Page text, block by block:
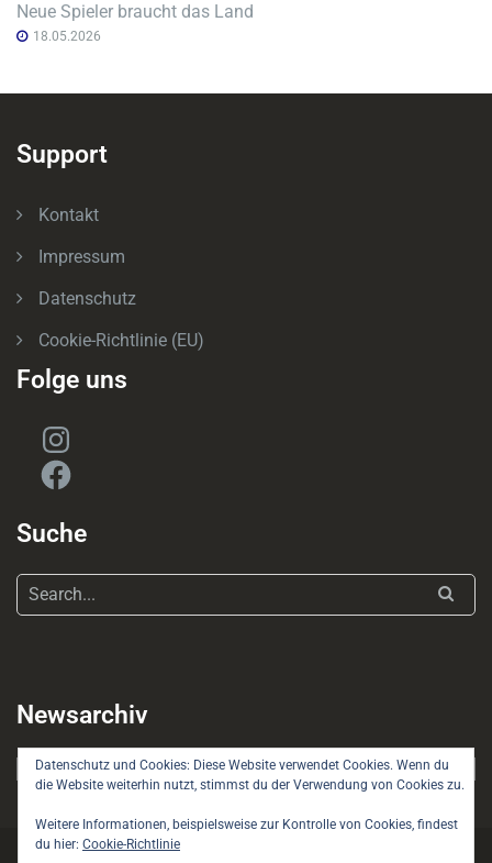
Neue Spieler braucht das Land
18.05.2026
Support
Kontakt
Impressum
Datenschutz
Cookie-Richtlinie (EU)
Folge uns
Instagram
Facebook
Suche
Newsarchiv
Newsarchiv
Datenschutz und Cookies: Diese Website verwendet Cookies. Wenn du
die Website weiterhin nutzt, stimmst du der Verwendung von Cookies zu.
Weitere Informationen, beispielsweise zur Kontrolle von Cookies, findest
du hier: Cookie-Richtlinie